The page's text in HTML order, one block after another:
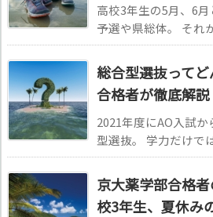
高校3年生の5月、6
予選や県総体。 それ
総合型選抜って
合格者が徹底解説
2021年度にAO入試
型選抜。 学力だけで
京大薬学部合格
校3年生、夏休み